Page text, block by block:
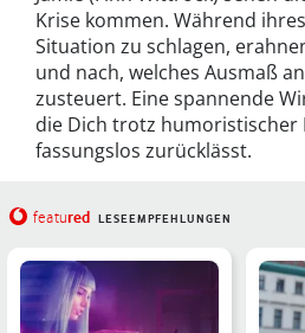
Krise kommen. Während
Situation zu schlagen,
und nach, welches Ausmaß
zusteuert. Eine spannende
die Dich trotz humoristischer
fassungslos zurücklässt.
featured LESEEMPFEHLUNGEN